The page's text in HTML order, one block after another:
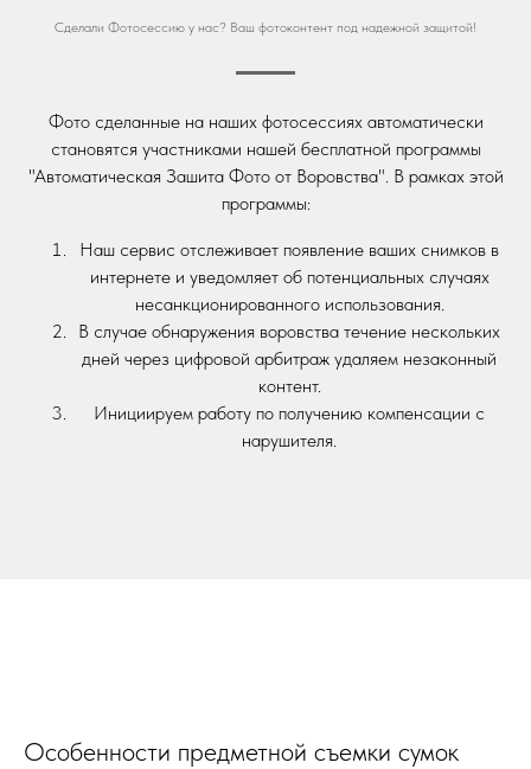
Сделали Фотосессию у нас? Ваш фотоконтент под надежной защитой!
Фото сделанные на наших фотосессиях автоматически
становятся участниками нашей бесплатной программы
"Автоматическая Зашита Фото от Воровства". В рамках этой
программы:
Наш сервис отслеживает появление ваших снимков в
интернете и уведомляет об потенциальных случаях
несанкционированного использования.
В случае обнаружения воровства течение нескольких
дней через цифровой арбитраж удаляем незаконный
контент.
Инициируем работу по получению компенсации с
нарушителя.
Особенности предметной съемки сумок